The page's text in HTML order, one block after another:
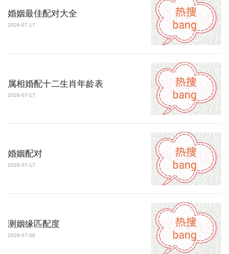
婚姻最佳配对大全
2026-07-17
属相婚配十二生肖年龄表
2026-07-17
婚姻配对
2026-07-17
测姻缘匹配度
2026-07-08